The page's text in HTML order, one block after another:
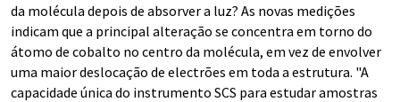
da molécula depois de absorver a luz? As novas medições
indicam que a principal alteração se concentra em torno do
átomo de cobalto no centro da molécula, em vez de envolver
uma maior deslocação de electrões em toda a estrutura. "A
capacidade única do instrumento SCS para estudar amostras